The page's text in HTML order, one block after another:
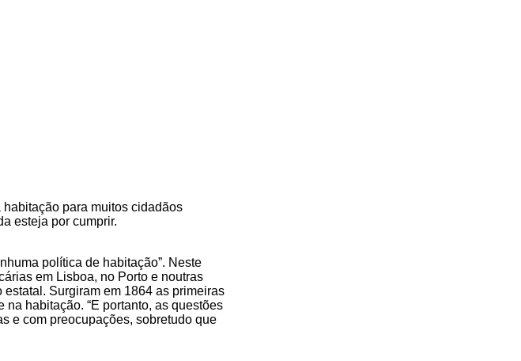
para muitos cidadãos
esteja por cumprir.
política de habitação”. Neste
em Lisboa, no Porto e noutras
Surgiram em 1864 as primeiras
habitação. “E portanto, as questões
e com preocupações, sobretudo que